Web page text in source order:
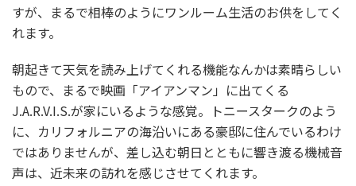
すが、まるで相棒のようにワンルーム生活のお供をしてく
れます。
朝起きて天気を読み上げてくれる機能なんかは素晴らしい
もので、まるで映画「アイアンマン」に出てくる
J.A.R.V.I.S.が家にいるような感覚。トニースタークのよう
に、カリフォルニアの海沿いにある豪邸に住んでいるわけ
ではありませんが、差し込む朝日とともに響き渡る機械音
声は、近未来の訪れを感じさせてくれます。